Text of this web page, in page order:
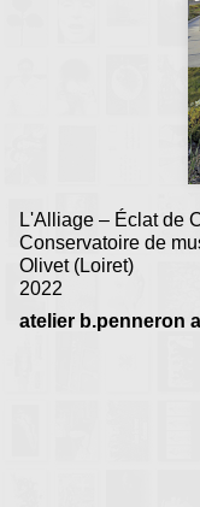
L'Alliage – Éclat de
Conservatoire de
Olivet (Loiret)
2022
atelier b.penneron